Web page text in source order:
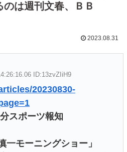
は週刊文春、ＢＢ
2023.08.31
ID:13zvZIiH9
20230830-
スポーツ報知
一モーニングショー」